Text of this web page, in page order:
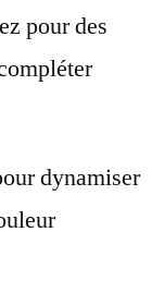
pour des
dynamiser